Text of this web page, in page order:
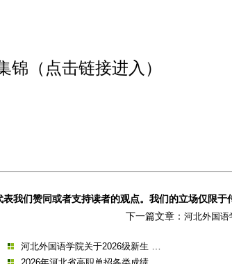
锦 （点击链接进入）
我们赞同或者支持读者的观点。我们的立场仅限于
下一篇文章： 河北外国语
河北外国语学院关于2026级新生